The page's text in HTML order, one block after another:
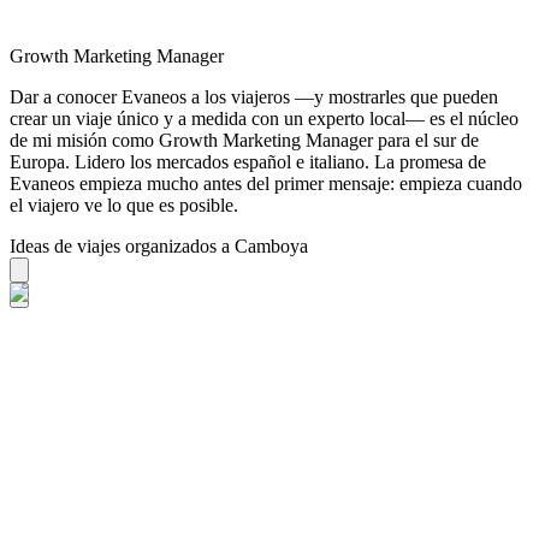
Growth Marketing Manager
Dar a conocer Evaneos a los viajeros —y mostrarles que pueden
crear un viaje único y a medida con un experto local— es el núcleo
de mi misión como Growth Marketing Manager para el sur de
Europa. Lidero los mercados español e italiano. La promesa de
Evaneos empieza mucho antes del primer mensaje: empieza cuando
el viajero ve lo que es posible.
Ideas de viajes organizados a Camboya